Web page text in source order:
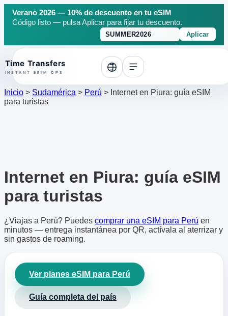
Verano 2026 — 10% de descuento en tu eSIM
Código listo — pulsa Aplicar para fijar tu descuento.
Aplicar
top
Inicio > Sudamérica > Perú > Internet en Piura: guía eSIM
para turistas
Internet en Piura: guía eSIM
para turistas
¿Viajas a Perú? Puedes comprar una eSIM para Perú en
minutos — entrega instantánea por QR, actívala al aterrizar y
sin gastos de roaming.
Ver planes eSIM para Perú
Guía completa del país